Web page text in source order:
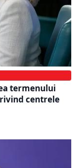
termenului
centrele